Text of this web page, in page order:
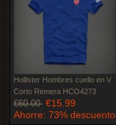
Hollister Hombres cuello en V
Corto Remera HCO4273
€60.00 €15.99
Ahorre: 73% descuento